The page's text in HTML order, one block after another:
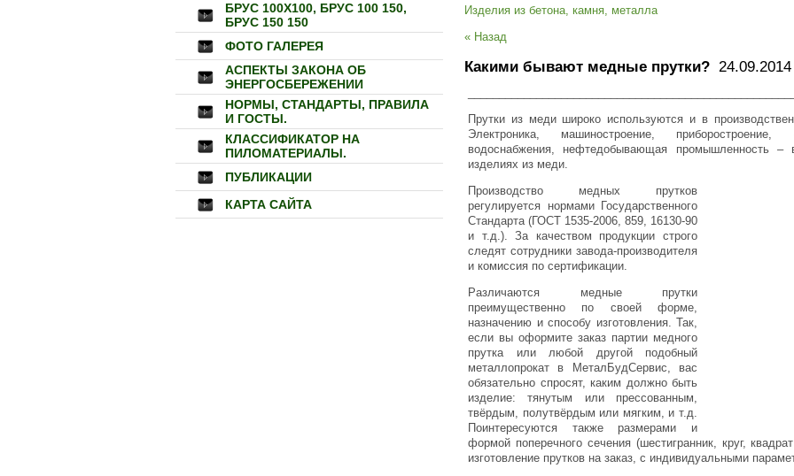
БРУС 100Х100, БРУС 100 150,
БРУС 150 150
ФОТО ГАЛЕРЕЯ
АСПЕКТЫ ЗАКОНА ОБ
ЭНЕРГОСБЕРЕЖЕНИИ
НОРМЫ, СТАНДАРТЫ, ПРАВИЛА
И ГОСТЫ.
КЛАССИФИКАТОР НА
ПИЛОМАТЕРИАЛЫ.
ПУБЛИКАЦИИ
КАРТА САЙТА
Изделия из бетона, камня, металла
« Назад
Какими бывают медные прутки?
Прутки из меди широко используются и в
Электроника, машиностроение,
водоснабжения, нефтедобывающая промышленность
изделиях из меди.
Производство медных прутков
регулируется нормами Государственного
Стандарта (ГОСТ 1535-2006, 859, 16130-90
и т.д.). За качеством продукции строго
следят сотрудники завода-производителя
и комиссия по сертификации.
Различаются медные прутки
преимущественно по своей форме,
назначению и способу изготовления. Так,
если вы оформите заказ партии медного
прутка или любой другой подобный
металлопрокат в МеталБудСервис, вас
обязательно спросят, каким должно быть
изделие: тянутым или прессованным,
твёрдым, полутвёрдым или мягким, и т.д.
Поинтересуются также размерами и
формой поперечного сечения (шестигранник, круг,
изготовление прутков на заказ, с индивидуальными